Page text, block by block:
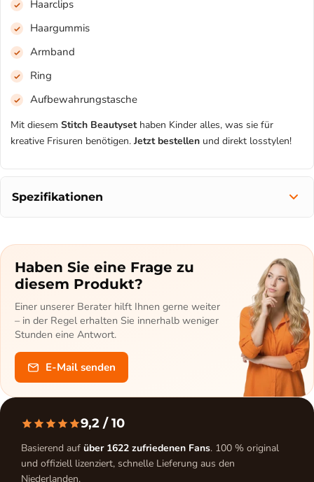
Haarclips
Haargummis
Armband
Ring
Aufbewahrungstasche
Mit diesem Stitch Beautysethaben Kinder alles, was sie für
kreative Frisuren benötigen. Jetzt bestellen und direkt losstylen!
Spezifikationen
Haben Sie eine Frage zu
diesem Produkt?
Einer unserer Berater hilft Ihnen gerne weiter
– in der Regel erhalten Sie innerhalb weniger
Stunden eine Antwort.
E-Mail senden
9,2/ 10
Basierend auf über 1622 zufriedenen Fans. 100 % original
und offiziell lizenziert, schnelle Lieferung aus den
Niederlanden.